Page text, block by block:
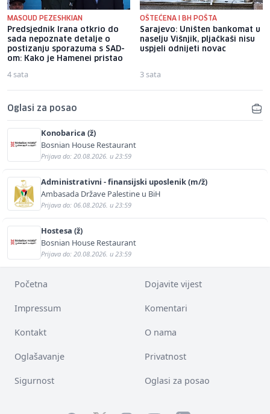
MASOUD PEZESHKIAN
Predsjednik Irana otkrio do
sada nepoznate detalje o
postizanju sporazuma s SAD-
om: Kako je Hamenei pristao
4 sata
OŠTEĆENA I BH POŠTA
Sarajevo: Uništen bankomat u
naselju Višnjik, pljačkaši nisu
uspjeli odnijeti novac
3 sata
Oglasi za posao
Konobarica (ž)
Bosnian House Restaurant
Prijava do: 20.08.2026. u 23:59
Administrativni - finansijski uposlenik (m/ž)
Ambasada Države Palestine u BiH
Prijava do: 06.08.2026. u 23:59
Hostesa (ž)
Bosnian House Restaurant
Prijava do: 20.08.2026. u 23:59
Početna Dojavite vijest
Impressum Komentari
Kontakt O nama
Oglašavanje Privatnost
Sigurnost Oglasi za posao